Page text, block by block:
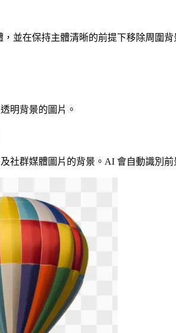
並在保持主體清晰的前提下移除周圍背
明背景的圖片。
社群媒體圖片的背景。AI 會自動識別前